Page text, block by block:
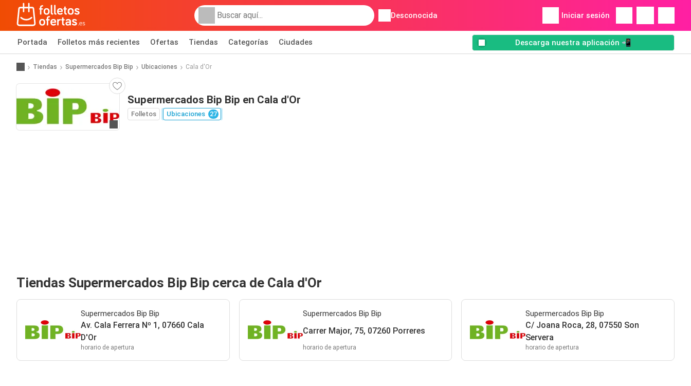
Desconocida Iniciar sesión
Portada Folletos más recientes Ofertas Tiendas Categorías Ciudades Descarga nuestra aplicación 📲
Tiendas Supermercados Bip Bip Ubicaciones Cala d'Or
Supermercados Bip Bip en Cala d'Or
Folletos Ubicaciones 27
Tiendas Supermercados Bip Bip cerca de Cala d'Or
Supermercados Bip Bip
Av. Cala Ferrera Nº 1, 07660 Cala
D'Or
horario de apertura
Supermercados Bip Bip
Carrer Major, 75, 07260 Porreres
horario de apertura
Supermercados Bip Bip
C/ Joana Roca, 28, 07550 Son
Servera
horario de apertura